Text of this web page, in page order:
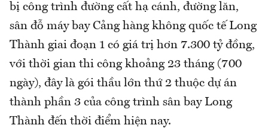
bị công trình đường cất hạ cánh, đường lăn,
sân đỗ máy bay Cảng hàng không quốc tế Long
Thành giai đoạn 1 có giá trị hơn 7.300 tỷ đồng,
với thời gian thi công khoảng 23 tháng (700
ngày), đây là gói thầu lớn thứ 2 thuộc dự án
thành phần 3 của công trình sân bay Long
Thành đến thời điểm hiện nay.